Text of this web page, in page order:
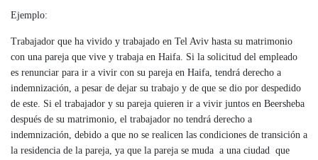
Ejemplo:
Trabajador que ha vivido y trabajado en Tel Aviv hasta su matrimonio
con una pareja que vive y trabaja en Haifa. Si la solicitud del empleado
es renunciar para ir a vivir con su pareja en Haifa, tendrá derecho a
indemnización, a pesar de dejar su trabajo y de que se dio por despedido
de este. Si el trabajador y su pareja quieren ir a vivir juntos en Beersheba
después de su matrimonio, el trabajador no tendrá derecho a
indemnización, debido a que no se realicen las condiciones de transición a
la residencia de la pareja, ya que la pareja se muda a una ciudad que